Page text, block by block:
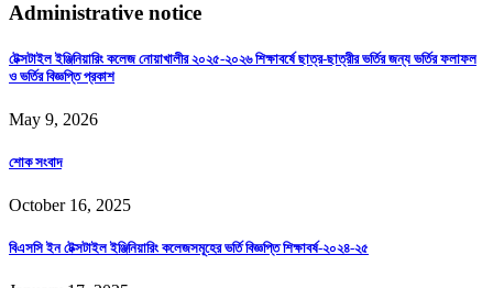
Administrative notice
টেক্সটাইল ইঞ্জিনিয়ারিং কলেজ নোয়াখালীর ২০২৫-২০২৬ শিক্ষাবর্ষে ছাত্র-ছাত্রীর ভর্তির জন্য ভর্তির ফলাফল
ও ভর্তির বিজ্ঞপ্তি প্রকাশ
May 9, 2026
শোক সংবাদ
October 16, 2025
বিএসসি ইন টেক্সটাইল ইঞ্জিনিয়ারিং কলেজসমূহের ভর্তি বিজ্ঞপ্তি শিক্ষাবর্ষ-২০২৪-২৫